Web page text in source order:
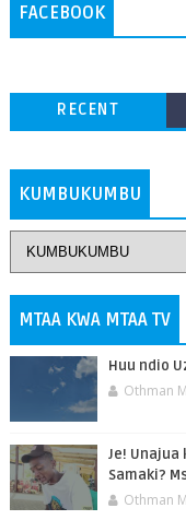
FACEBOOK
RECENT
KUMBUKUMBU
MTAA KWA MTAA TV
Huu ndio
Othman
Je! Unajua
Samaki?
Othman